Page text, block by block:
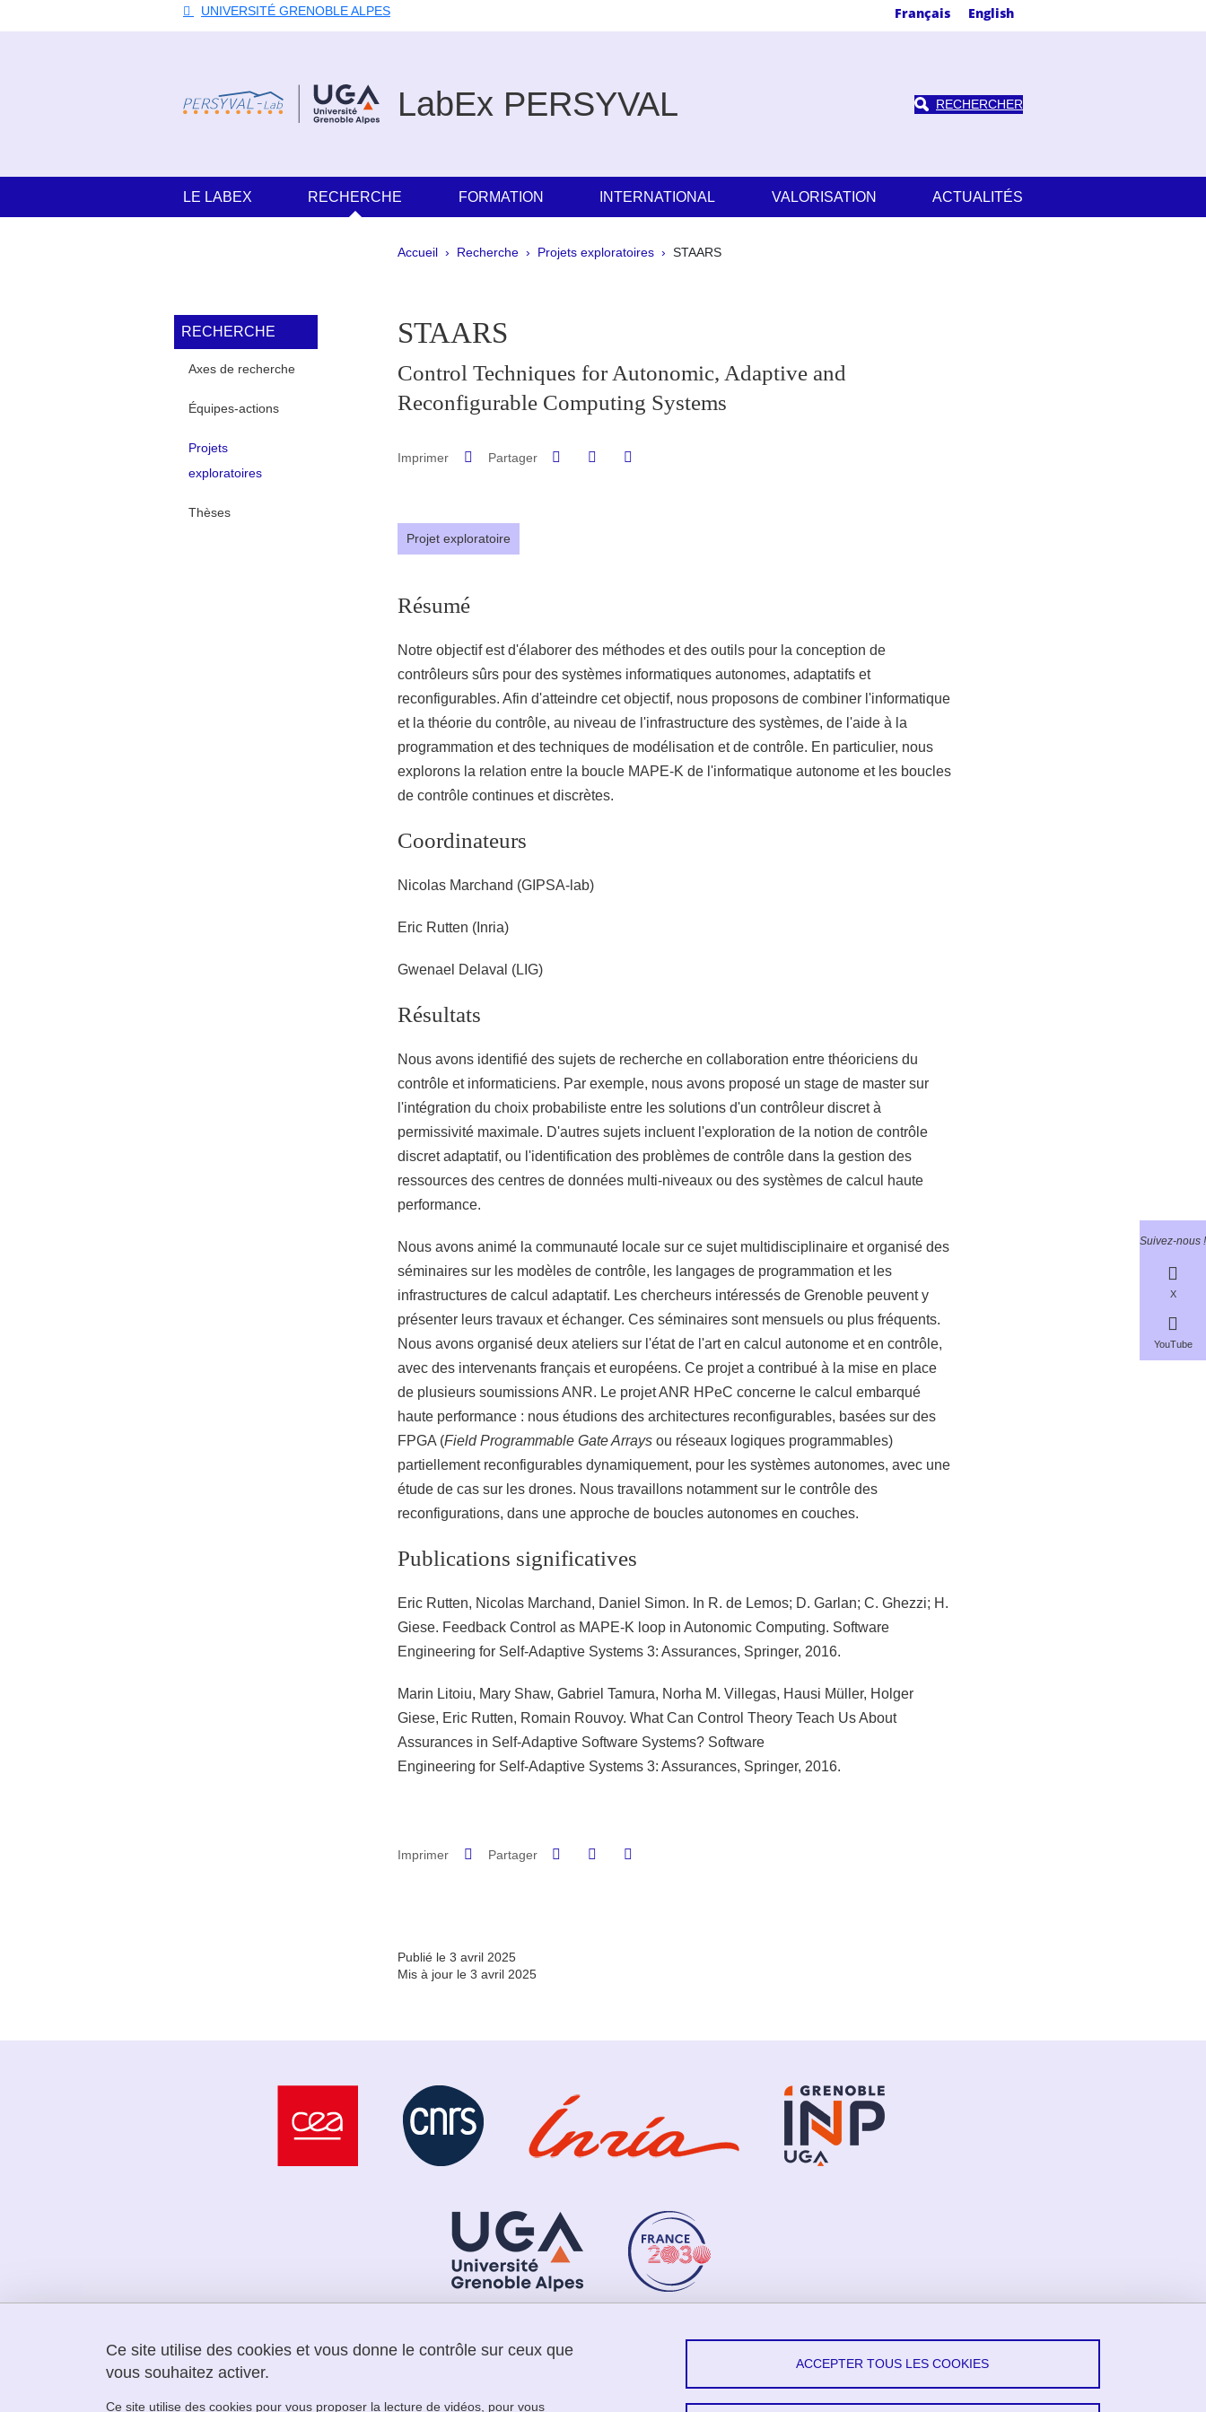
UNIVERSITÉ GRENOBLE ALPES Français English
Suivez-nous !
X
YouTube
LabEx PERSYVAL RECHERCHER
Navigation principale
LE LABEX RECHERCHE FORMATION INTERNATIONAL VALORISATION ACTUALITÉS
Fil d'Ariane
Accueil Recherche Projets exploratoires STAARS
Navigation principale Sidebar
RECHERCHE
Axes de recherche
Équipes-actions
Projets
exploratoires
Thèses
STAARS
Control Techniques for Autonomic, Adaptive and
Reconfigurable Computing Systems
Imprimer Partager Partager sur Facebook
Partager sur LinkedIn
Projet exploratoire
Résumé
Notre objectif est d'élaborer des méthodes et des outils pour la conception de
contrôleurs sûrs pour des systèmes informatiques autonomes, adaptatifs et
reconfigurables. Afin d'atteindre cet objectif, nous proposons de combiner l'informatique
et la théorie du contrôle, au niveau de l'infrastructure des systèmes, de l'aide à la
programmation et des techniques de modélisation et de contrôle. En particulier, nous
explorons la relation entre la boucle MAPE-K de l'informatique autonome et les boucles
de contrôle continues et discrètes.
Coordinateurs
Nicolas Marchand (GIPSA-lab)
Eric Rutten (Inria)
Gwenael Delaval (LIG)
Résultats
Nous avons identifié des sujets de recherche en collaboration entre théoriciens du
contrôle et informaticiens. Par exemple, nous avons proposé un stage de master sur
l'intégration du choix probabiliste entre les solutions d'un contrôleur discret à
permissivité maximale. D'autres sujets incluent l'exploration de la notion de contrôle
discret adaptatif, ou l'identification des problèmes de contrôle dans la gestion des
ressources des centres de données multi-niveaux ou des systèmes de calcul haute
performance.
Nous avons animé la communauté locale sur ce sujet multidisciplinaire et organisé des
séminaires sur les modèles de contrôle, les langages de programmation et les
infrastructures de calcul adaptatif. Les chercheurs intéressés de Grenoble peuvent y
présenter leurs travaux et échanger. Ces séminaires sont mensuels ou plus fréquents.
Nous avons organisé deux ateliers sur l'état de l'art en calcul autonome et en contrôle,
avec des intervenants français et européens. Ce projet a contribué à la mise en place
de plusieurs soumissions ANR. Le projet ANR HPeC concerne le calcul embarqué
haute performance : nous étudions des architectures reconfigurables, basées sur des
FPGA (Field Programmable Gate Arraysou réseaux logiques programmables)
partiellement reconfigurables dynamiquement, pour les systèmes autonomes, avec une
étude de cas sur les drones. Nous travaillons notamment sur le contrôle des
reconfigurations, dans une approche de boucles autonomes en couches.
Publications significatives
Eric Rutten, Nicolas Marchand, Daniel Simon. In R. de Lemos; D. Garlan; C. Ghezzi; H.
Giese. Feedback Control as MAPE-K loop in Autonomic Computing. Software
Engineering for Self-Adaptive Systems 3: Assurances, Springer, 2016.
Marin Litoiu, Mary Shaw, Gabriel Tamura, Norha M. Villegas, Hausi Müller, Holger
Giese, Eric Rutten, Romain Rouvoy. What Can Control Theory Teach Us About
Assurances in Self-Adaptive Software Systems? Software
Engineering for Self-Adaptive Systems 3: Assurances, Springer, 2016.
Imprimer Partager Partager sur Facebook
Partager sur LinkedIn
Publié le 3 avril 2025
Mis à jour le 3 avril 2025
LabEx PERSYVAL
150 avenue du Torrent
X
Ce site utilise des cookies et vous donne le contrôle sur ceux que
vous souhaitez activer.
Ce site utilise des cookies pour vous proposer la lecture de vidéos, pour vous
ACCEPTER TOUS LES COOKIES